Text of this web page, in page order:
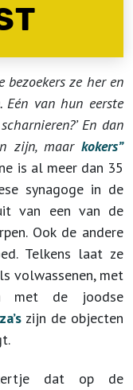
bezoekers ze her en
van hun eerste
En dan
zijn, maarkokers”
is al meer dan 35
synagoge in de
van een van de
Ook de andere
Telkens laat ze
volwassenen, met
met de joodse
zijn de objecten
dat op de